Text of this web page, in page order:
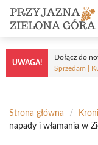
Przejdź
treści
UWAGA!
Dołącz do
Sprzedam |
Strona główna /
napady i włamania w